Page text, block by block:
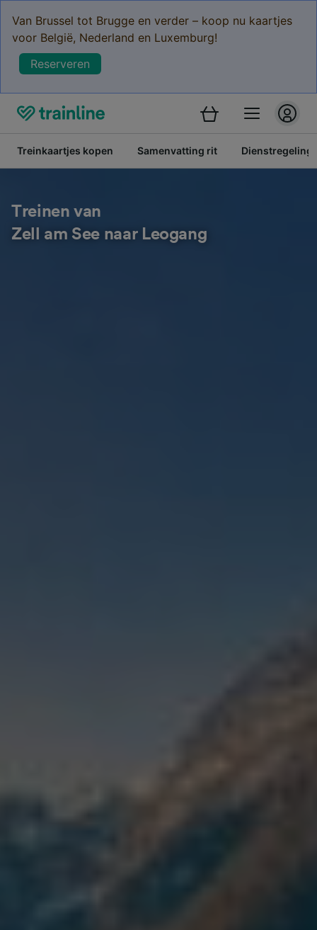
Van Brussel tot Brugge en verder – koop nu kaartjes
voor België, Nederland en Luxemburg!
Reserveren
Treinkaartjes kopen Samenvatting rit Dienstregeling
Treinen van
Zell am See naar Leogang